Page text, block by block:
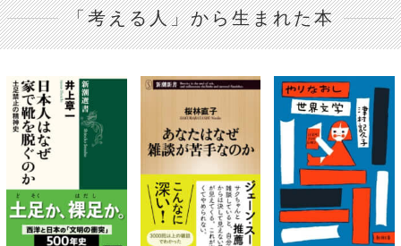
「考える人」から生まれた本